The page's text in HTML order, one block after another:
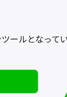
ールとなってい